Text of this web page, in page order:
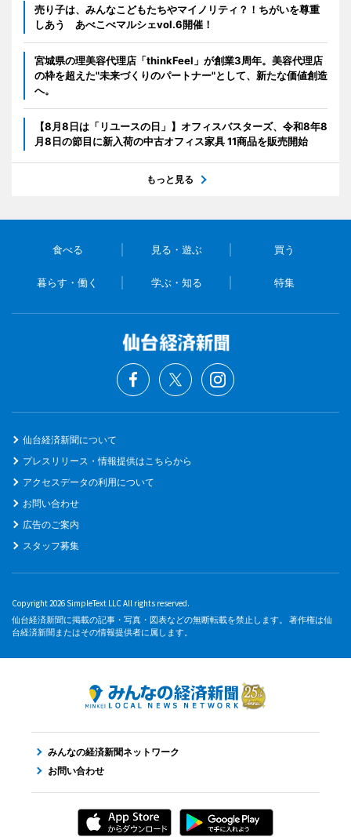
売り子は、みんなこどもたちやマイノリティ？！ちがいを尊重
しあう あべこべマルシェvol.6開催！
宮城県の理美容代理店「thinkFeel」が創業3周年。美容代理店
の枠を超えた"未来づくりのパートナー"として、新たな価値創造
へ。
【8月8日は「リユースの日」】オフィスバスターズ、令和8年8
月8日の節目に新入荷の中古オフィス家具 11商品を販売開始
もっと見る
食べる 見る・遊ぶ 買う
暮らす・働く 学ぶ・知る 特集
仙台経済新聞について
プレスリリース・情報提供はこちらから
アクセスデータの利用について
お問い合わせ
広告のご案内
スタッフ募集
Copyright 2026 SimpleText LLC All rights reserved.
仙台経済新聞に掲載の記事・写真・図表などの無断転載を禁止します。 著作権は仙
台経済新聞またはその情報提供者に属します。
みんなの経済新聞ネットワーク
お問い合わせ